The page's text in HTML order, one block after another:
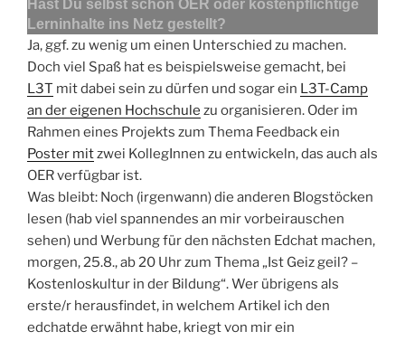
Hast Du selbst schon OER oder kostenpflichtige
Lerninhalte ins Netz gestellt?
Ja, ggf. zu wenig um einen Unterschied zu machen.
Doch viel Spaß hat es beispielsweise gemacht, bei
L3T mit dabei sein zu dürfen und sogar ein L3T-Camp
an der eigenen Hochschule zu organisieren. Oder im
Rahmen eines Projekts zum Thema Feedback ein
Poster mitzwei KollegInnen zu entwickeln, das auch als
OER verfügbar ist.
Was bleibt: Noch (irgenwann) die anderen Blogstöcken
lesen (hab viel spannendes an mir vorbeirauschen
sehen) und Werbung für den nächsten Edchat machen,
morgen, 25.8., ab 20 Uhr zum Thema „Ist Geiz geil? –
Kostenloskultur in der Bildung“. Wer übrigens als
erste/r herausfindet, in welchem Artikel ich den
edchatde erwähnt habe, kriegt von mir ein